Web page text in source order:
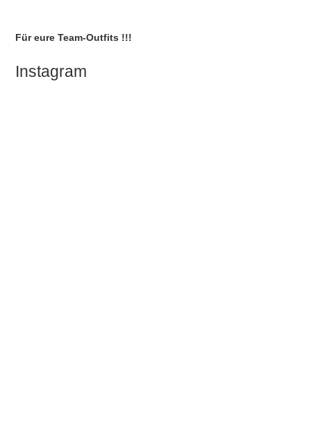
Für eure Team-Outfits !!!
Instagram